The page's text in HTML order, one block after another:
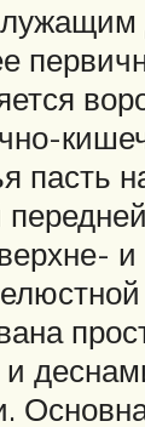
пасть
и